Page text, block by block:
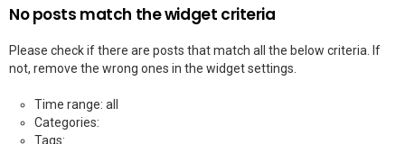
No posts match the widget criteria
Please check if there are posts that match all the below criteria. If
not, remove the wrong ones in the widget settings.
Time range: all
Categories:
Tags: